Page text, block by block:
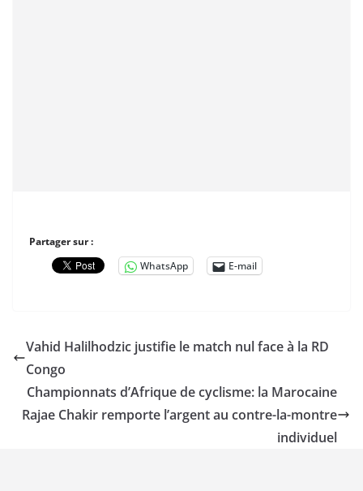
Partager sur :
WhatsApp
E-mail
Vahid Halilhodzic justifie le match nul face à la RD
Congo
Championnats d’Afrique de cyclisme: la Marocaine
Rajae Chakir remporte l’argent au contre-la-montre
individuel